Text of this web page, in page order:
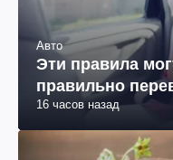
Авто
Эти правила
правильно
16 часов назад